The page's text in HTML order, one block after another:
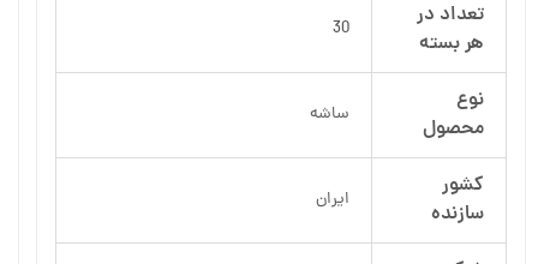
تعداد در
هر بسته
30
نوع
محصول
ساشه
کشور
سازنده
ایران